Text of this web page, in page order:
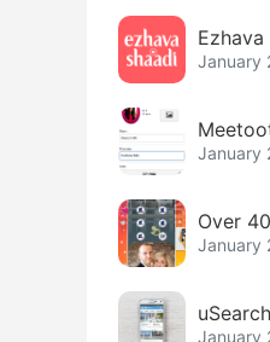
January
January
Over
January
January